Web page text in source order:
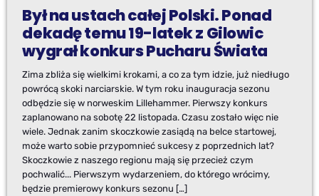
Był na ustach całej Polski. Ponad
dekadę temu 19-latek z Gilowic
wygrał konkurs Pucharu Świata
Zima zbliża się wielkimi krokami, a co za tym idzie, już niedługo
powrócą skoki narciarskie. W tym roku inauguracja sezonu
odbędzie się w norweskim Lillehammer. Pierwszy konkurs
zaplanowano na sobotę 22 listopada. Czasu zostało więc nie
wiele. Jednak zanim skoczkowie zasiądą na belce startowej,
może warto sobie przypomnieć sukcesy z poprzednich lat?
Skoczkowie z naszego regionu mają się przecież czym
pochwalić... Pierwszym wydarzeniem, do którego wrócimy,
będzie premierowy konkurs sezonu […]